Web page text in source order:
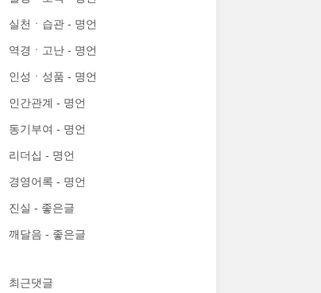
실천ㆍ습관 - 명언
역경ㆍ고난 - 명언
인성ㆍ성품 - 명언
인간관계 - 명언
동기부여 - 명언
리더십 - 명언
경영어록 - 명언
진실 - 좋은글
깨달음 - 좋은글
최근댓글